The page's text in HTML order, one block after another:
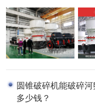
圆锥破碎机能破碎
多少钱？